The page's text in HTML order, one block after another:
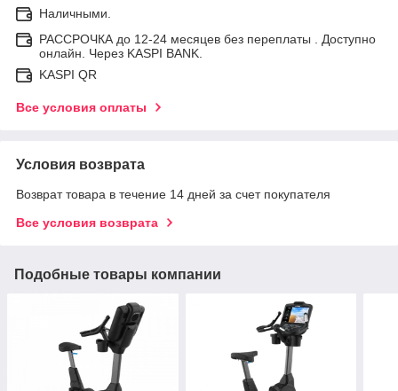
Наличными.
РАССРОЧКА до 12-24 месяцев без переплаты . Доступно
онлайн. Через KASPI BANK.
KASPI QR
Все условия оплаты
Условия возврата
Возврат товара в течение 14 дней за счет покупателя
Все условия возврата
Подобные товары компании